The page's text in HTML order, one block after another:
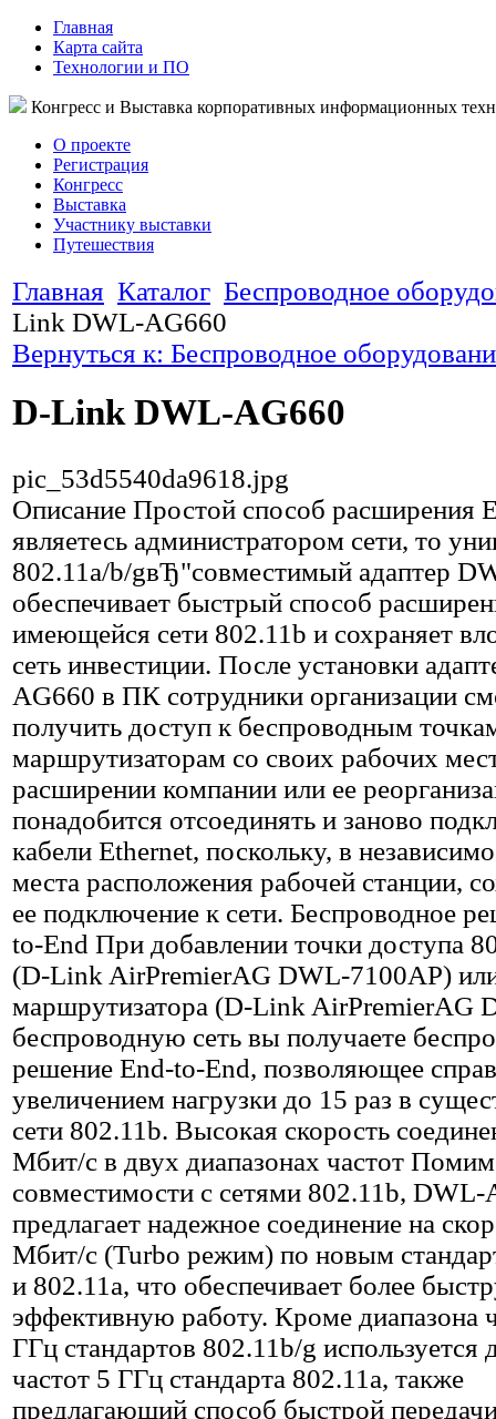
Главная
Карта сайта
Технологии и ПО
Конгресс и Выставка корпоративных информационных
О проекте
Регистрация
Конгресс
Выставка
Участнику выставки
Путешествия
Главная Каталог Беспроводное
Link DWL-AG660
Вернуться к: Беспроводное
D-Link DWL-AG660
pic_53d5540da9618.jpg
Описание Простой способ расширения
являетесь администратором сети, то
802.11a/b/gвЂ"совместимый адаптер
обеспечивает быстрый способ
имеющейся сети 802.11b и сохраняет
сеть инвестиции. После установки
AG660 в ПК сотрудники организации
получить доступ к беспроводным
маршрутизаторам со своих рабочих
расширении компании или ее
понадобится отсоединять и заново
кабели Ethernet, поскольку, в
места расположения рабочей станции,
ее подключение к сети. Беспроводное
to-End При добавлении точки доступа
(D-Link AirPremierAG DWL-7100AP)
маршрутизатора (D-Link AirPremierAG
беспроводную сеть вы получаете
решение End-to-End, позволяющее
увеличением нагрузки до 15 раз в
сети 802.11b. Высокая скорость
Мбит/с в двух диапазонах частот
совместимости с сетями 802.11b, DWL-
предлагает надежное соединение на
Мбит/с (Turbo режим) по новым
и 802.11a, что обеспечивает более
эффективную работу. Кроме диапазона
ГГц стандартов 802.11b/g используется
частот 5 ГГц стандарта 802.11a, также
предлагающий способ быстрой